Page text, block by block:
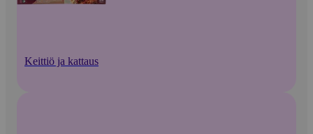
Keittiö ja kattaus